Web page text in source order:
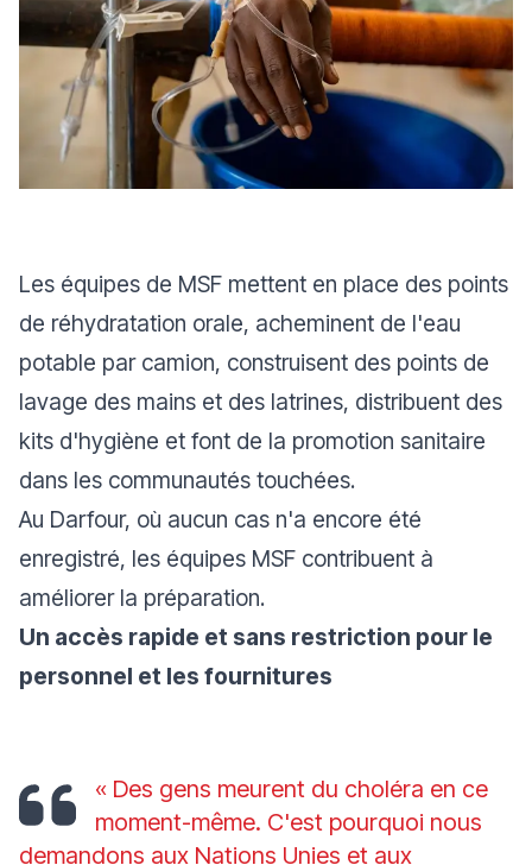
Les équipes de MSF mettent en place des points
de réhydratation orale, acheminent de l'eau
potable par camion, construisent des points de
lavage des mains et des latrines, distribuent des
kits d'hygiène et font de la promotion sanitaire
dans les communautés touchées.
Au Darfour, où aucun cas n'a encore été
enregistré, les équipes MSF contribuent à
améliorer la préparation.
Un accès rapide et sans restriction pour le
personnel et les fournitures
« Des gens meurent du choléra en ce
moment-même. C'est pourquoi nous
demandons aux Nations Unies et aux